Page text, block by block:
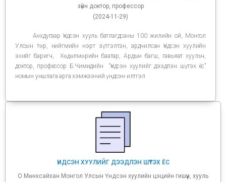
зүйн доктор, профессор
(2024-11-29)
Анхдугаар Үндсэн хууль батлагдсаны 100 жилийн ой, Монгол
Улсын төр, нийгмийн нэрт зүтгэлтэн, ардчилсан Үндсэн хуулийн
эхийг баригч, Хөдөлмөрийн баатар, Ардын багш, гавьяат хуульч,
доктор, профессор Б.Чимидийн “Үндсэн хуулийг дээдлэн шүтэх ёс”
номын уншлага арга хэмжээний үндсэн илтгэл
ҮНДСЭН ХУУЛИЙГ ДЭЭДЛЭН ШҮТЭХ ЁС
О.Мөнхсайхан Монгол Улсын Үндсэн хуулийн цэцийн гишүүн, хууль